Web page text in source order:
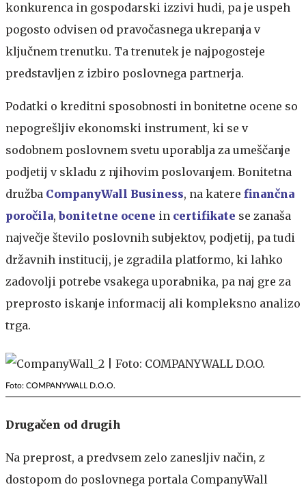
konkurenca in gospodarski izzivi hudi, pa je uspeh
pogosto odvisen od pravočasnega ukrepanja v
ključnem trenutku. Ta trenutek je najpogosteje
predstavljen z izbiro poslovnega partnerja.
Podatki o kreditni sposobnosti in bonitetne ocene so
nepogrešljiv ekonomski instrument, ki se v
sodobnem poslovnem svetu uporablja za umeščanje
podjetij v skladu z njihovim poslovanjem. Bonitetna
družba CompanyWall Business, na katere finančna
poročila, bonitetne ocene in certifikate se zanaša
največje število poslovnih subjektov, podjetij, pa tudi
državnih institucij, je zgradila platformo, ki lahko
zadovolji potrebe vsakega uporabnika, pa naj gre za
preprosto iskanje informacij ali kompleksno analizo
trga.
Foto: COMPANYWALL D.O.O.
Drugačen od drugih
Na preprost, a predvsem zelo zanesljiv način, z
dostopom do poslovnega portala CompanyWall